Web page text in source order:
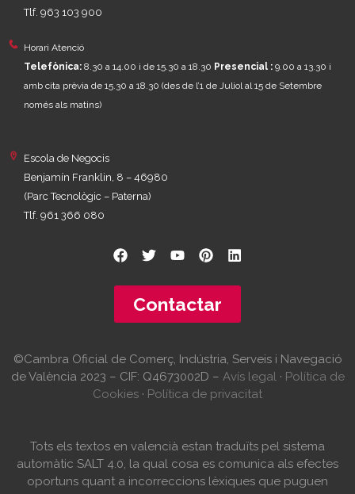
Tlf. 963 103 900
Horari Atenció
Telefònica: 8.30 a 14.00 i de 15.30 a 18.30 Presencial : 9.00 a 13.30 i
amb cita prèvia de 15.30 a 18.30 (des de l’1 de Juliol al 15 de Setembre
només als matins)
Escola de Negocis
Benjamín Franklin, 8 – 46980
(Parc Tecnològic – Paterna)
Tlf. 961 366 080
Contactar
©Cambra Oficial de Comerç, Indústria, Serveis i Navegació
de València 2023 – CIF: Q4673002D – Avís legal· Política de
Cookies · Política de privacitat
Tots els textos en valencià estan traduïts pel sistema
automàtic SALT 4.0, la qual cosa es comunica als efectes
oportuns quant a incorreccions lèxiques que puguen